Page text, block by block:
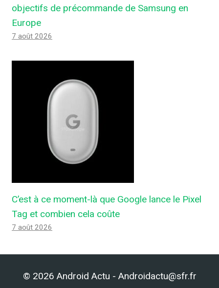
objectifs de précommande de Samsung en
Europe
7 août 2026
C’est à ce moment-là que Google lance le Pixel
Tag et combien cela coûte
7 août 2026
© 2026 Android Actu - Androidactu@sfr.fr